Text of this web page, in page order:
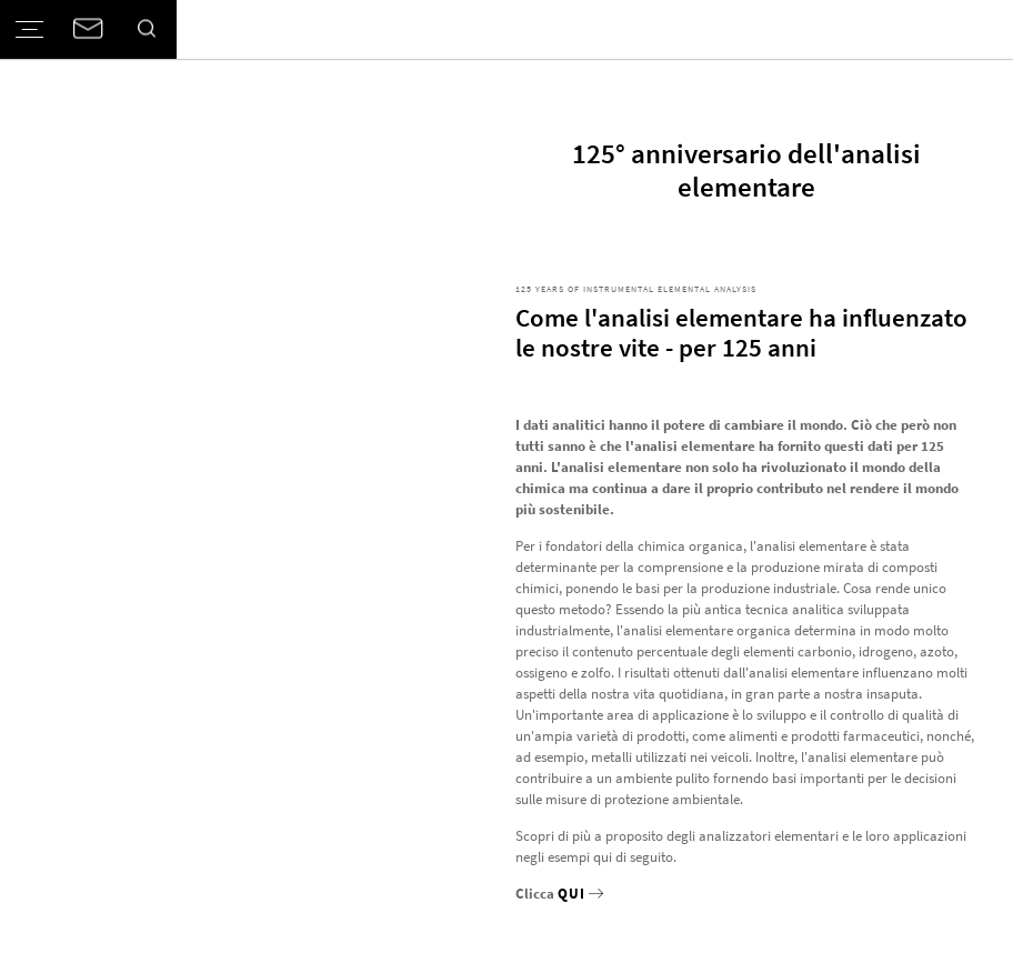
125° anniversario dell'analisi
elementare
125 YEARS OF INSTRUMENTAL ELEMENTAL ANALYSIS
Come l'analisi elementare ha influenzato
le nostre vite - per 125 anni
I dati analitici hanno il potere di cambiare il mondo. Ciò che però non
tutti sanno è che l'analisi elementare ha fornito questi dati per 125
anni. L'analisi elementare non solo ha rivoluzionato il mondo della
chimica ma continua a dare il proprio contributo nel rendere il mondo
più sostenibile.
Per i fondatori della chimica organica, l'analisi elementare è stata
determinante per la comprensione e la produzione mirata di composti
chimici, ponendo le basi per la produzione industriale. Cosa rende unico
questo metodo? Essendo la più antica tecnica analitica sviluppata
industrialmente, l'analisi elementare organica determina in modo molto
preciso il contenuto percentuale degli elementi carbonio, idrogeno, azoto,
ossigeno e zolfo. I risultati ottenuti dall'analisi elementare influenzano molti
aspetti della nostra vita quotidiana, in gran parte a nostra insaputa.
Un'importante area di applicazione è lo sviluppo e il controllo di qualità di
un'ampia varietà di prodotti, come alimenti e prodotti farmaceutici, nonché,
ad esempio, metalli utilizzati nei veicoli. Inoltre, l'analisi elementare può
contribuire a un ambiente pulito fornendo basi importanti per le decisioni
sulle misure di protezione ambientale.
Scopri di più a proposito degli analizzatori elementari e le loro applicazioni
negli esempi qui di seguito.
Clicca QUI